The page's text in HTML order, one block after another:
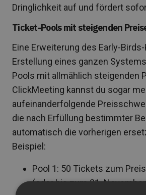
Dringlichkeit auf und fördert
Ticket-Pools mit steigenden
Eine Erweiterung des Early-
Erstellung eines ganzen
Pools mit allmählich steigenden
ClickMeeting kannst du sogar
aufeinanderfolgende
die nach Erfüllung bestimmter
automatisch die vorherigen
Beispiel:
Pool 1: 50 Tickets zum Preis
(oder bis zum 21.